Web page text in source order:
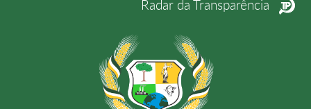
Radar da Transparência